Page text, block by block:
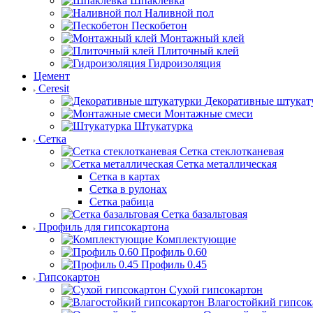
Наливной пол
Пескобетон
Монтажный клей
Плиточный клей
Гидроизоляция
Цемент
Ceresit
Декоративные
Монтажные смеси
Штукатурка
Сетка
Сетка стеклотканевая
Сетка металлическая
Сетка в картах
Сетка в рулонах
Сетка рабица
Сетка базальтовая
Профиль для гипсокартона
Комплектующие
Профиль 0.60
Профиль 0.45
Гипсокартон
Сухой гипсокартон
Влагостойкий